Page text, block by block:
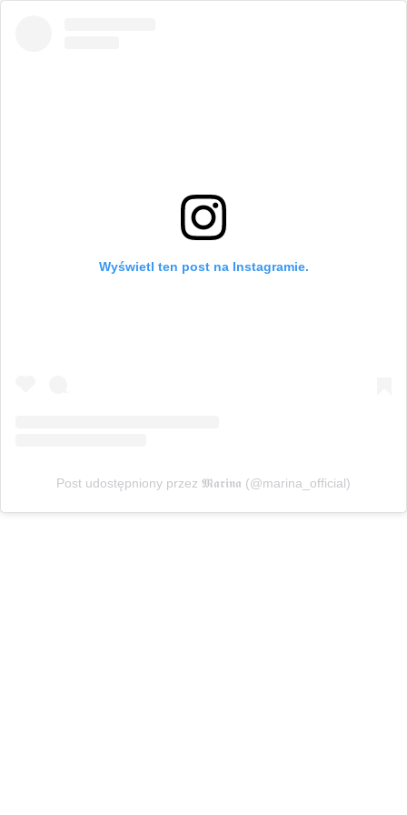
Wyświetl ten post na Instagramie.
Post udostępniony przez 𝕸𝖆𝖗𝖎𝖓𝖆 (@marina_official)